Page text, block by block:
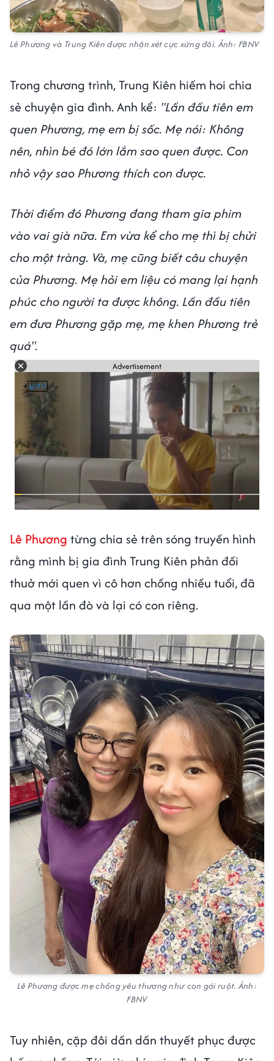
Lê Phương và Trung Kiên được nhận xét cực xứng đôi. Ảnh: FBNV
Trong chương trình, Trung Kiên hiếm hoi chia
sẻ chuyện gia đình. Anh kể: "Lần đầu tiên em
quen Phương, mẹ em bị sốc. Mẹ nói: Không
nên, nhìn bé đó lớn lắm sao quen được. Con
nhỏ vậy sao Phương thích con được.
Thời điểm đó Phương đang tham gia phim
vào vai già nữa. Em vừa kể cho mẹ thì bị chửi
cho một tràng. Và, mẹ cũng biết câu chuyện
của Phương. Mẹ hỏi em liệu có mang lại hạnh
phúc cho người ta được không. Lần đầu tiên
em đưa Phương gặp mẹ, mẹ khen Phương trẻ
quá".
Advertisement
Lê Phương từng chia sẻ trên sóng truyền hình
rằng mình bị gia đình Trung Kiên phản đối
thuở mới quen vì cô hơn chồng nhiều tuổi, đã
qua một lần đò và lại có con riêng.
Lê Phương được mẹ chồng yêu thương như con gái ruột. Ảnh:
FBNV
Tuy nhiên, cặp đôi dần dần thuyết phục được